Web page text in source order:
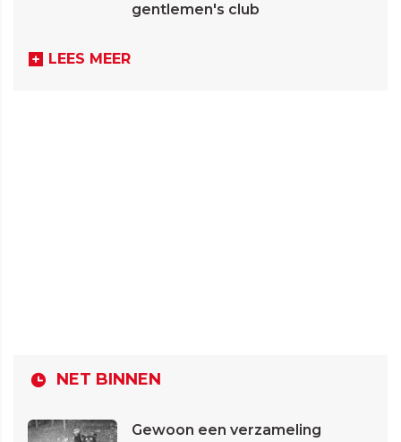
gentlemen's club
LEES MEER
NET BINNEN
Gewoon een verzameling